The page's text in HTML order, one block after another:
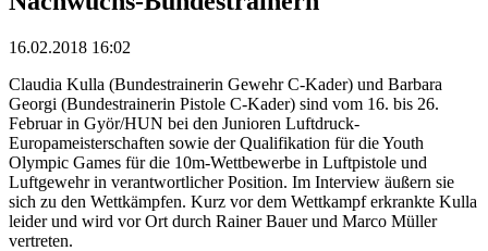
16.02.2018 16:02
Claudia Kulla (Bundestrainerin Gewehr C-Kader) und Barbara
Georgi (Bundestrainerin Pistole C-Kader) sind vom 16. bis 26.
Februar in Györ/HUN bei den Junioren Luftdruck-
Europameisterschaften sowie der Qualifikation für die Youth
Olympic Games für die 10m-Wettbewerbe in Luftpistole und
Luftgewehr in verantwortlicher Position. Im Interview äußern sie
sich zu den Wettkämpfen. Kurz vor dem Wettkampf erkrankte Kulla
leider und wird vor Ort durch Rainer Bauer und Marco Müller
vertreten.